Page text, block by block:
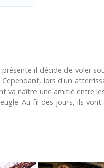
il décide de voler
lors d'un
va naître une amitié entre
Au fil des jours, ils